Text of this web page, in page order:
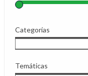
Categorías
Temáticas